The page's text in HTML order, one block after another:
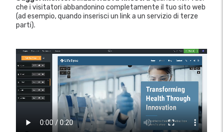
che i visitatori abbandonino completamente il tuo sito web
(ad esempio, quando inserisci un link a un servizio di terze
parti).